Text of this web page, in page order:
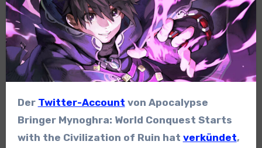
Der Twitter-Account von Apocalypse
Bringer Mynoghra: World Conquest Starts
with the Civilization of Ruin hat verkündet,